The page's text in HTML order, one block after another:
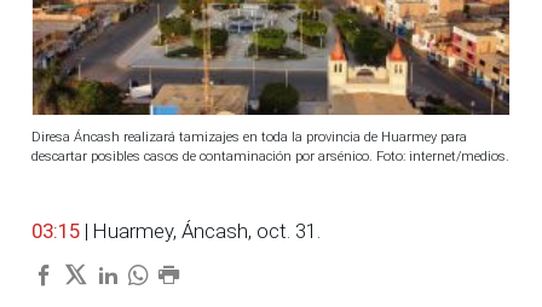
Diresa Áncash realizará tamizajes en toda la provincia de Huarmey para
descartar posibles casos de contaminación por arsénico. Foto: internet/medios.
03:15 | Huarmey, Áncash, oct. 31.